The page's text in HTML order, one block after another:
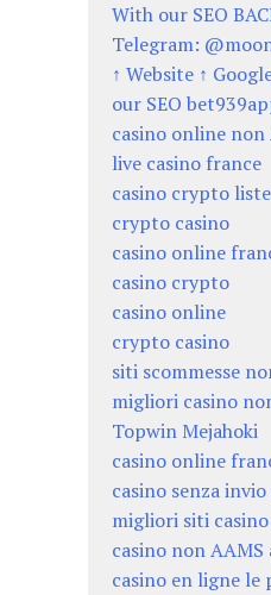
With our SEO
Telegram:
↑ Website ↑
our SEO
casino online non
live casino france
casino crypto liste
crypto casino
casino online
casino crypto
casino online
crypto casino
siti scommesse
migliori casino
Topwin Mejahoki
casino online
casino senza
migliori siti
casino non
casino en ligne le